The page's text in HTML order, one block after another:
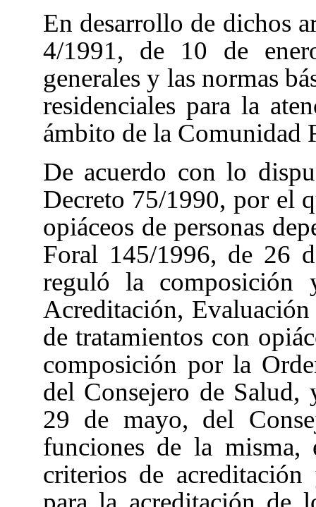
En desarrollo de dichos
4/1991, de 10 de
generales y las normas
residenciales para la
ámbito de la Comunidad
De acuerdo con lo
Decreto 75/1990, por el
opiáceos de personas
Foral 145/1996, de 26
reguló la
Acreditación,
de tratamientos con
composición por la
del Consejero de
29 de mayo, del
funciones de la
criterios de